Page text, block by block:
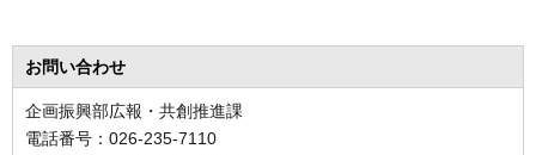
お問い合わせ
企画振興部広報・共創推進課
電話番号：026-235-7110